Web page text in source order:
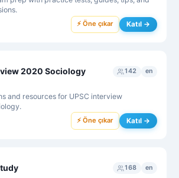
⚡ Öne çıkar Katıl →
2020 Sociology 142 en
and resources for UPSC interview
⚡ Öne çıkar Katıl →
168 en